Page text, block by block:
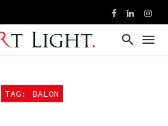
TAG: BALON